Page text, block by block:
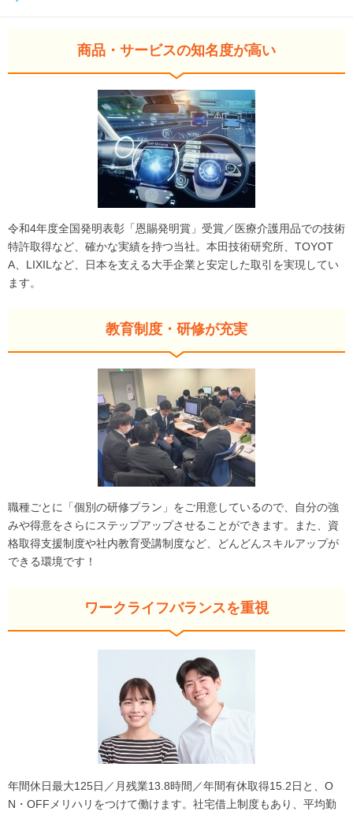
商品・サービスの知名度が高い
令和4年度全国発明表彰「恩賜発明賞」受賞／医療介護用品での技術
特許取得など、確かな実績を持つ当社。本田技術研究所、TOYOT
A、LIXILなど、日本を支える大手企業と安定した取引を実現してい
ます。
教育制度・研修が充実
職種ごとに「個別の研修プラン」をご用意しているので、自分の強
みや得意をさらにステップアップさせることができます。また、資
格取得支援制度や社内教育受講制度など、どんどんスキルアップが
できる環境です！
ワークライフバランスを重視
年間休日最大125日／月残業13.8時間／年間有休取得15.2日と、O
N・OFFメリハリをつけて働けます。社宅借上制度もあり、平均勤